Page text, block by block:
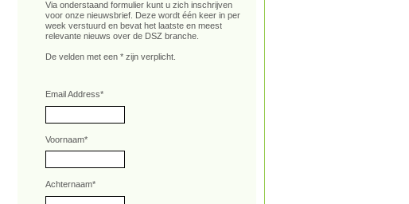
Via onderstaand formulier kunt u zich inschrijven
voor onze nieuwsbrief. Deze wordt één keer in per
week verstuurd en bevat het laatste en meest
relevante nieuws over de DSZ branche.
De velden met een * zijn verplicht.
Email Address*
Voornaam*
Achternaam*